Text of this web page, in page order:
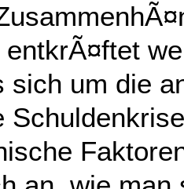
sich um die